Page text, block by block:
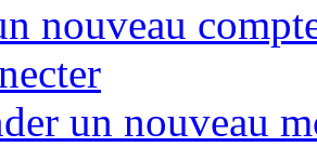
nouveau
un nouveau